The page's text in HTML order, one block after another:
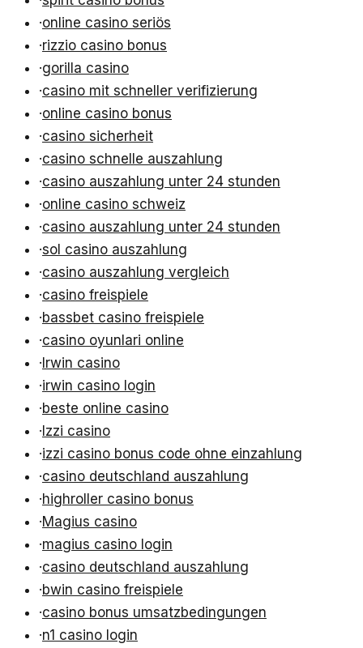
·online casino seriös
·rizzio casino bonus
·gorilla casino
·casino mit schneller verifizierung
·online casino bonus
·casino sicherheit
·casino schnelle auszahlung
·casino auszahlung unter 24 stunden
·online casino schweiz
·casino auszahlung unter 24 stunden
·sol casino auszahlung
·casino auszahlung vergleich
·casino freispiele
·bassbet casino freispiele
·casino oyunlari online
·Irwin casino
·irwin casino login
·beste online casino
·Izzi casino
·izzi casino bonus code ohne einzahlung
·casino deutschland auszahlung
·highroller casino bonus
·Magius casino
·magius casino login
·casino deutschland auszahlung
·bwin casino freispiele
·casino bonus umsatzbedingungen
·n1 casino login